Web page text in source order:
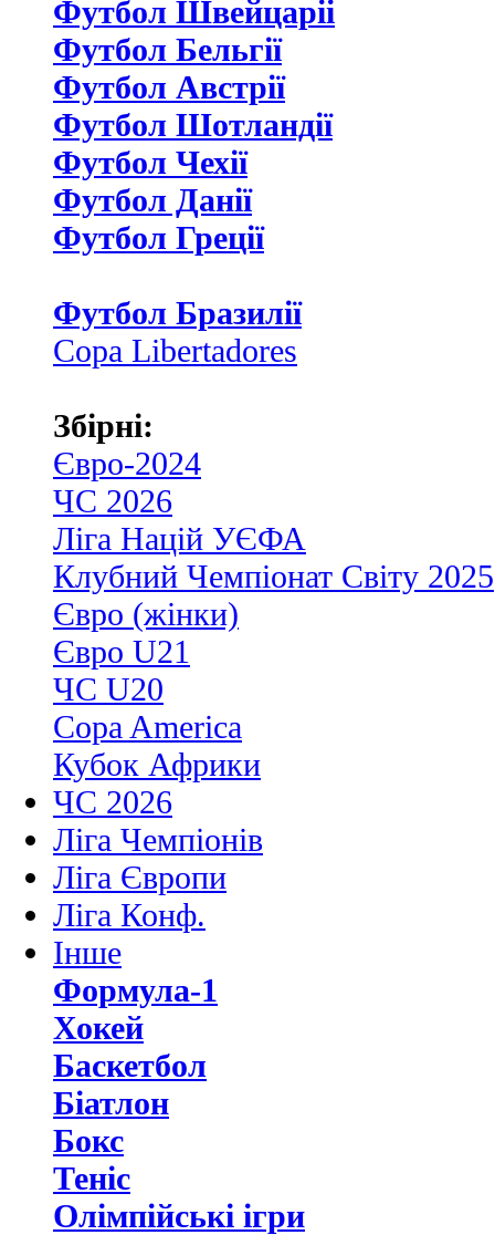
Футбол Швейцаріі
Футбол Бельгії
Футбол Австрії
Футбол Шотландії
Футбол Чехії
Футбол Данії
Футбол Греції
Футбол Бразилії
Copa Libertadores
Збірні:
Євро-2024
ЧС 2026
Ліга Націй УЄФА
Клубний Чемпіонат Світу 2025
Євро (жінки)
Євро U21
ЧС U20
Copa America
Кубок Африки
ЧС 2026
Ліга Чемпіонів
Ліга Європи
Ліга Конф.
Інше
Формула-1
Хокей
Баскетбол
Біатлон
Бокс
Теніс
Олімпійські ігри